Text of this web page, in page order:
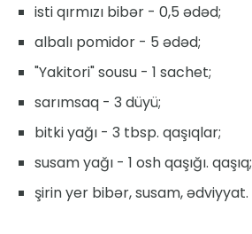
isti qırmızı bibər - 0,5 ədəd;
albalı pomidor - 5 ədəd;
"Yakitori" sousu - 1 sachet;
sarımsaq - 3 düyü;
bitki yağı - 3 tbsp. qaşıqlar;
susam yağı - 1 osh qaşığı. qaşıq;
şirin yer bibər, susam, ədviyyat.